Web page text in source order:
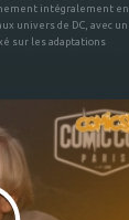
intégralement en
univers de DC, avec un
sur les adaptations